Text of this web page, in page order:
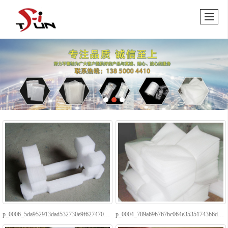
p_0006_5da952913dad532730e9f6274700133b p_0004_789a69b767bc064e35351743b6d12579